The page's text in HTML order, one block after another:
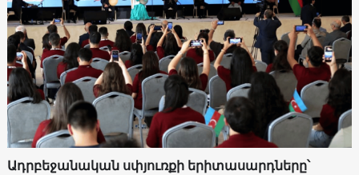
Ադրբեջանական սփյուռքի երիտասարդները՝